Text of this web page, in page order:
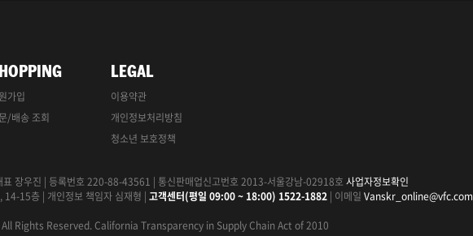
가입
/배송 조회
LEGAL
이용약관
개인정보처리방침
청소년 보호정책
표 장우진 | 등록번호 220-88-43561 | 통신판매업신고번호 2013-서울강남-02918호 사업자정보확인
14-15층 | 개인정보 책임자 심재형 | 고객센터(평일 09:00 ~ 18:00) 1522-1882 | 이메일 Vanskr_online@vfc.com
All Rights Reserved.California Transparency in Supply Chain Act of 2010